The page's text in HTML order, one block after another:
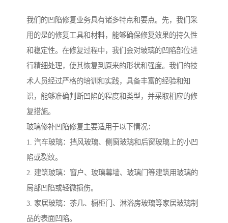
我们的凹陷修复业务具有诸多特点和要点。先，我们采
用的是的修复工具和材料，能够确保修复效果的持久性
和稳定性。在修复过程中，我们会对玻璃的凹陷部位进
行精细处理，使其恢复到原来的形状和强度。我们的技
术人员经过严格的培训和实践，具备丰富的经验和知
识，能够准确判断凹陷的程度和类型，并采取相应的修
复措施。
玻璃修补凹陷修复主要适用于以下情况：
1. 汽车玻璃：挡风玻璃、侧窗玻璃和后窗玻璃上的小凹
陷或裂纹。
2. 建筑玻璃：窗户、玻璃幕墙、玻璃门等建筑用玻璃的
局部凹陷或轻微损伤。
3. 家居玻璃：茶几、橱柜门、淋浴房玻璃等家居玻璃制
品的表面凹陷。